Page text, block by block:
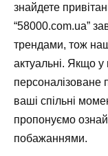
знайдете
“58000.com.ua”
трендами, тож
актуальні. Якщо
персоналізоване
ваші спільні
пропонуємо
побажаннями.